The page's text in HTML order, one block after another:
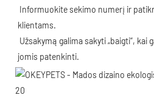
klientams.
jomis patenkinti.